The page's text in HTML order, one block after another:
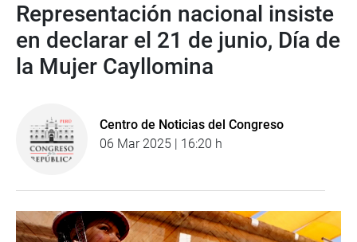
Representación nacional insiste
en declarar el 21 de junio, Día de
la Mujer Cayllomina
Centro de Noticias del Congreso
06 Mar 2025 | 16:20 h